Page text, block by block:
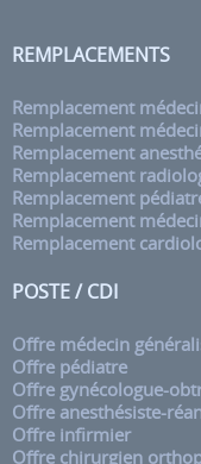
REMPLACEMENTS
Remplacement
Remplacement
Remplacement
Remplacement
Remplacement
Remplacement
Remplacement
POSTE / CDI
Offre médecin
Offre pédiatre
Offre gynécologue-
Offre anesthésiste-
Offre infirmier
Offre chirurgien